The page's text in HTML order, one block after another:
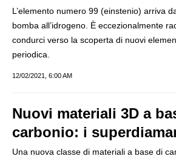
L’elemento numero 99 (einstenio) arriva
bomba all’idrogeno. È eccezionalmente
condurci verso la scoperta di nuovi
periodica.
12/02/2021, 6:00 AM
Nuovi materiali 3D a
carbonio: i
Una nuova classe di materiali a base di